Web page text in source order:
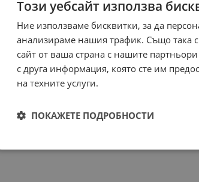
Този уебсайт използва
Ние използваме бисквитки, за да
анализираме нашия трафик. Също така
сайт от ваша страна с нашите
с друга информация, която сте им
на техните услуги.
ПОКАЖЕТЕ ПОДРОБНОСТИ